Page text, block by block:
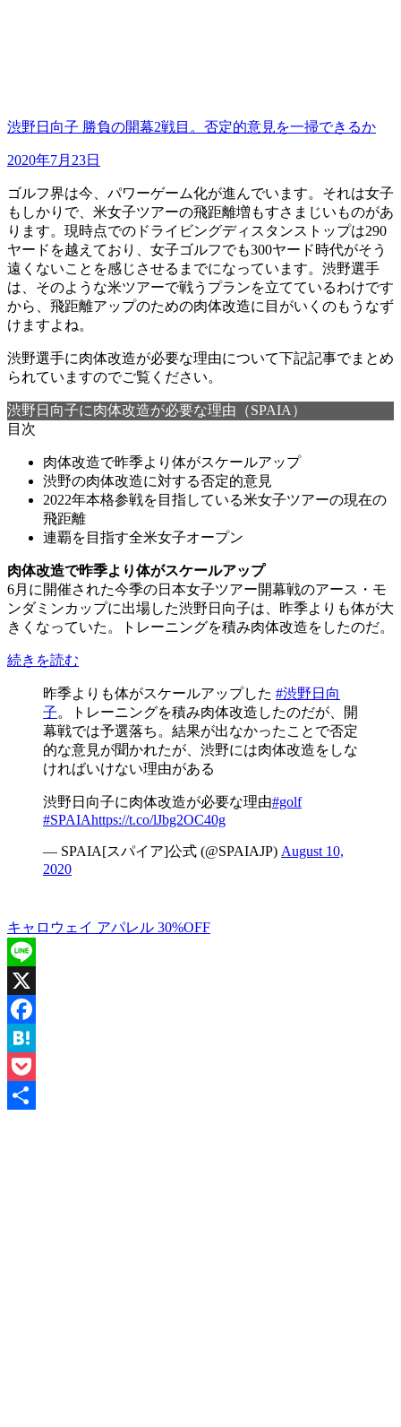
渋野日向子 勝負の開幕2戦目。否定的意見を一掃できるか
2020年7月23日
ゴルフ界は今、パワーゲーム化が進んでいます。それは女子
もしかりで、米女子ツアーの飛距離増もすさまじいものがあ
ります。現時点でのドライビングディスタンストップは290
ヤードを越えており、女子ゴルフでも300ヤード時代がそう
遠くないことを感じさせるまでになっています。渋野選手
は、そのような米ツアーで戦うプランを立てているわけです
から、飛距離アップのための肉体改造に目がいくのもうなず
けますよね。
渋野選手に肉体改造が必要な理由について下記記事でまとめ
られていますのでご覧ください。
渋野日向子に肉体改造が必要な理由（SPAIA）
目次
肉体改造で昨季より体がスケールアップ
渋野の肉体改造に対する否定的意見
2022年本格参戦を目指している米女子ツアーの現在の
飛距離
連覇を目指す全米女子オープン
肉体改造で昨季より体がスケールアップ
6月に開催された今季の日本女子ツアー開幕戦のアース・モ
ンダミンカップに出場した渋野日向子は、昨季よりも体が大
きくなっていた。トレーニングを積み肉体改造をしたのだ。
続きを読む
昨季よりも体がスケールアップした #渋野日向
子。トレーニングを積み肉体改造したのだが、開
幕戦では予選落ち。結果が出なかったことで否定
的な意見が聞かれたが、渋野には肉体改造をしな
ければいけない理由がある
渋野日向子に肉体改造が必要な理由#golf
#SPAIAhttps://t.co/lJbg2OC40g
— SPAIA[スパイア]公式 (@SPAIAJP) August 10,
2020
キャロウェイ アパレル 30%OFF
Line
X
Facebook
Hatena
Pocket